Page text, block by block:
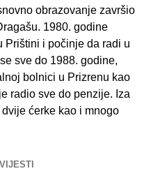
obrazovanje završio
1980. godine
Prištini i počinje da radi u
sve do 1988. godine,
bolnici u Prizrenu kao
radio sve do penzije. Iza
ćerke kao i mnogo
VIJESTI